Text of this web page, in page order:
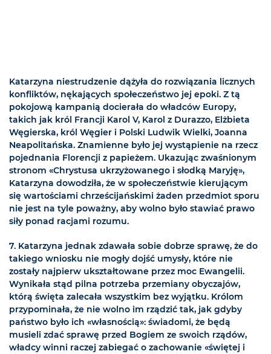
Katarzyna niestrudzenie dążyła do rozwiązania licznych
konfliktów, nękających społeczeństwo jej epoki. Z tą
pokojową kampanią docierała do władców Europy,
takich jak król Francji Karol V, Karol z Durazzo, Elżbieta
Węgierska, król Węgier i Polski Ludwik Wielki, Joanna
Neapolitańska. Znamienne było jej wystąpienie na rzecz
pojednania Florencji z papieżem. Ukazując zwaśnionym
stronom «Chrystusa ukrzyżowanego i słodką Maryję»,
Katarzyna dowodziła, że w społeczeństwie kierującym
się wartościami chrześcijańskimi żaden przedmiot sporu
nie jest na tyle poważny, aby wolno było stawiać prawo
siły ponad racjami rozumu.
7. Katarzyna jednak zdawała sobie dobrze sprawę, że do
takiego wniosku nie mogły dojść umysły, które nie
zostały najpierw ukształtowane przez moc Ewangelii.
Wynikała stąd pilna potrzeba przemiany obyczajów,
którą święta zalecała wszystkim bez wyjątku. Królom
przypominała, że nie wolno im rządzić tak, jak gdyby
państwo było ich «własnością»: świadomi, że będą
musieli zdać sprawę przed Bogiem ze swoich rządów,
władcy winni raczej zabiegać o zachowanie «świętej i